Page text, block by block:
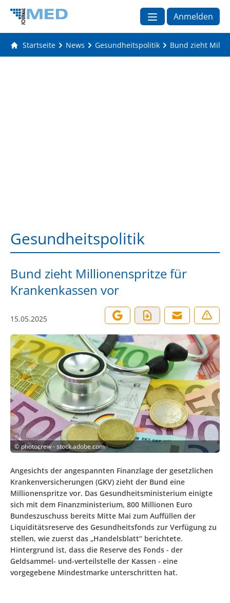
Anmelden
Startseite News Gesundheitspolitik Bund zieht
Gesundheitspolitik
Bund zieht Millionenspritze für
Krankenkassen vor
15.05.2025
©photocrew - stock.adobe.com
Angesichts der angespannten Finanzlage der gesetzlichen
Krankenversicherungen (GKV) zieht der Bund eine
Millionenspritze vor. Das Gesundheitsministerium einigte
sich mit dem Finanzministerium, 800 Millionen Euro
Bundeszuschuss bereits Mitte Mai zum Auffüllen der
Liquiditätsreserve des Gesundheitsfonds zur Verfügung zu
stellen, wie zuerst das „Handelsblatt“ berichtete.
Hintergrund ist, dass die Reserve des Fonds - der
Geldsammel- und-verteilstelle der Kassen - eine
vorgegebene Mindestmarke unterschritten hat.